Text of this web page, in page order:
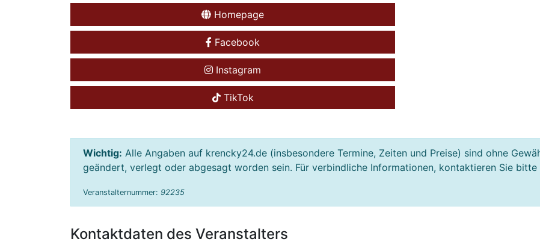
Homepage
Facebook
Instagram
TikTok
Wichtig: Alle Angaben auf krencky24.de (insbesondere Termine, Zeiten und Preise) sind ohne
geändert, verlegt oder abgesagt worden sein. Für verbindliche Informationen, kontaktieren Sie bitte
Veranstalternummer: 92235
Kontaktdaten des Veranstalters